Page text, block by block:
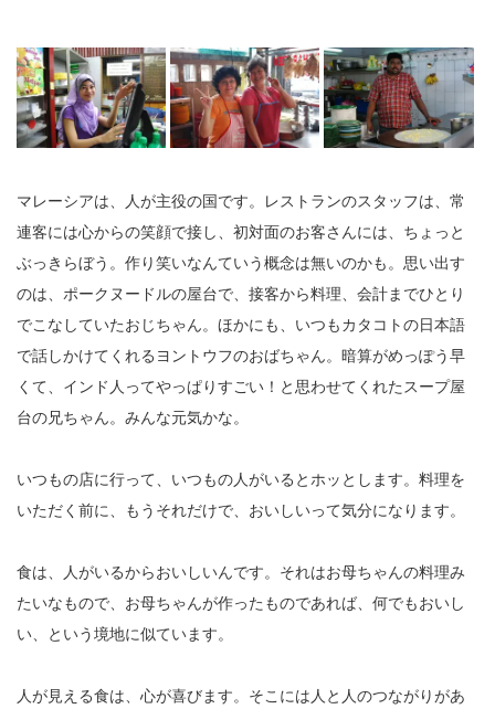
マレーシアは、人が主役の国です。レストランのスタッフは、常
連客には心からの笑顔で接し、初対面のお客さんには、ちょっと
ぶっきらぼう。作り笑いなんていう概念は無いのかも。思い出す
のは、ポークヌードルの屋台で、接客から料理、会計までひとり
でこなしていたおじちゃん。ほかにも、いつもカタコトの日本語
で話しかけてくれるヨントウフのおばちゃん。暗算がめっぽう早
くて、インド人ってやっぱりすごい！と思わせてくれたスープ屋
台の兄ちゃん。みんな元気かな。
いつもの店に行って、いつもの人がいるとホッとします。料理を
いただく前に、もうそれだけで、おいしいって気分になります。
食は、人がいるからおいしいんです。それはお母ちゃんの料理み
たいなもので、お母ちゃんが作ったものであれば、何でもおいし
い、という境地に似ています。
人が見える食は、心が喜びます。そこには人と人のつながりがあ